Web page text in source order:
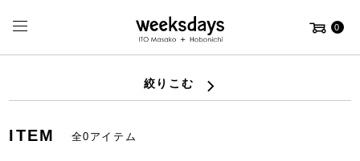
0
絞りこむ
ITEM 全0アイテム